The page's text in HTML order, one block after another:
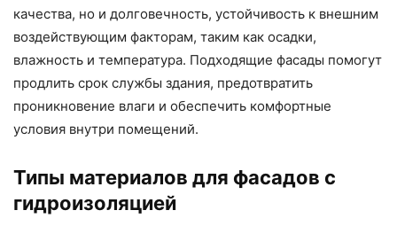
качества, но и долговечность, устойчивость к внешним
воздействующим факторам, таким как осадки,
влажность и температура. Подходящие фасады помогут
продлить срок службы здания, предотвратить
проникновение влаги и обеспечить комфортные
условия внутри помещений.
Типы материалов для фасадов с
гидроизоляцией